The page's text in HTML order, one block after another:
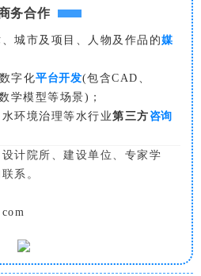
务合作
城市及项目、人物及作品的媒
字化平台开发(包含CAD、
学模型等场景)；
环境治理等水行业第三方 咨询
计院所、建设单位、专家学
系。